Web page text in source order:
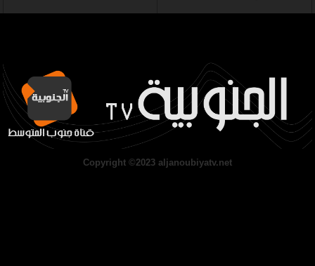
Copyright ©2023 aljanoubiyatv.net